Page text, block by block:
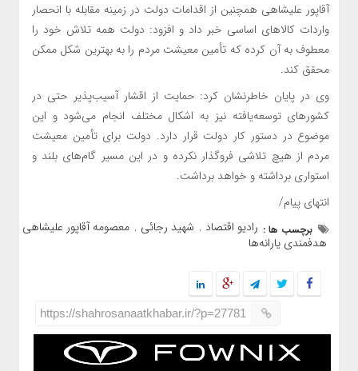
آقاپور علیشاهی همچنین از اقدامات دولت در زمینه مقابله با انحصار
واردات کالاهای اساسی خبر داد و افزود: دولت همه تلاش خود را
معطوف به آن کرده که تأمین معیشت مردم را به بهترین شکل ممکن
محقق کند.
وی در پایان خاطرنشان کرد: حمایت از اقشار آسیب‌پذیر حتی در
کشورهای توسعه‌یافته نیز به اشکال مختلف انجام می‌شود و این
موضوع در دستور کار دولت قرار دارد. دولت برای تأمین معیشت
مردم از هیچ تلاشی فروگذار نکرده و در این مسیر گام‌های بلند و
استواری برداشته و خواهد برداشت.
انتهای پیام/
برچسب ها : رادیو اقتصاد , شهید رجائی , معصومه آقاپور علیشاهی
هدفمندی یارانه‌ها
https://shahrosanaatkhabar.ir/?p=27781